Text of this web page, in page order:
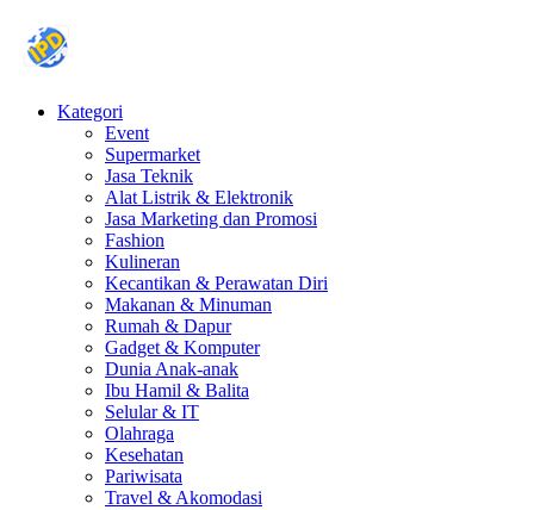
Kategori
Event
Supermarket
Jasa Teknik
Alat Listrik & Elektronik
Jasa Marketing dan Promosi
Fashion
Kulineran
Kecantikan & Perawatan Diri
Makanan & Minuman
Rumah & Dapur
Gadget & Komputer
Dunia Anak-anak
Ibu Hamil & Balita
Selular & IT
Olahraga
Kesehatan
Pariwisata
Travel & Akomodasi